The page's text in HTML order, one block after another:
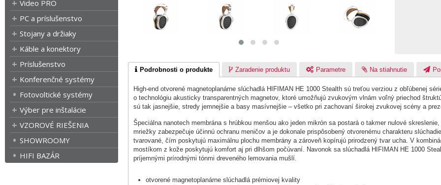
Video PRO
PC a príslušenstvo
Stojany a držiaky
Káble a konektory
Príslušenstvo
Konferenčné systémy
Fotovoltické systémy
Výber pre inštalácie
VZOROVÉ RIEŠENIA
SHOWROOMY
HIFI BAZÁR
Podrobnosti o produkte Zaradenie produktu Parametre Na stiahnutie
High-end otvorené magnetoplanárne slúchadlá HIFIMAN HE 1000 Stealth sú treťou verziou z obľúbenej
o technológiu akusticky transparentných magnetov, ktoré umožňujú zvukovým vlnám voľný priechod
sú tak jasnejšie, stredy jemnejšie a basy masívnejšie – všetko pri zachovaní širokej zvukovej scény a
Špeciálna nanotech membrána s hrúbkou menšou ako jeden mikrón sa postará o takmer nulové
mriežky zabezpečuje účinnú ochranu meničov a je dokonale prispôsobený otvorenému charakteru
tvarované, čím poskytujú maximálnu plochu membrány a zároveň kopírujú prirodzený tvar ucha. V
mostíkom z kože poskytujú komfort aj pri dlhšom počúvaní. Navonok sa slúchadlá HIFIMAN HE 1000
príjemnými prírodnými tónmi dreveného lemovania mušlí.
otvorené magnetoplanárne slúchadlá prémiovej kvality